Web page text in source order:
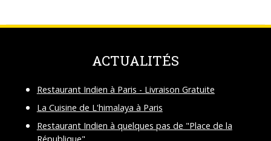
ACTUALITÉS
Restaurant Indien à Paris - Livraison Gratuite
La Cuisine de L'himalaya à Paris
Restaurant Indien à quelques pas de "Place de la